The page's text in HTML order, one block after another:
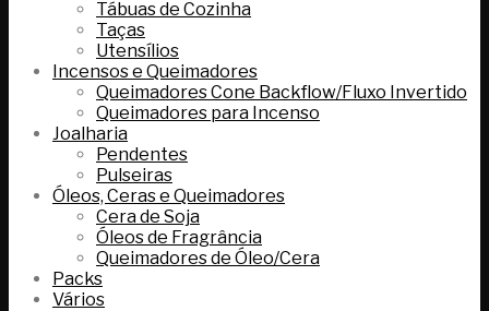
Tábuas de Cozinha
Taças
Utensílios
Incensos e Queimadores
Queimadores Cone Backflow/Fluxo Invertido
Queimadores para Incenso
Joalharia
Pendentes
Pulseiras
Óleos, Ceras e Queimadores
Cera de Soja
Óleos de Fragrância
Queimadores de Óleo/Cera
Packs
Vários